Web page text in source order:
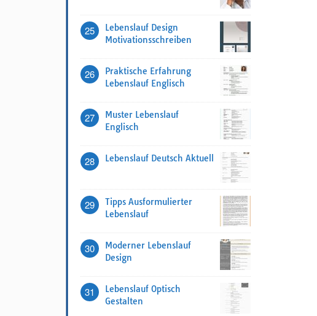
25
Lebenslauf Design
Motivationsschreiben
26
Praktische Erfahrung
Lebenslauf Englisch
27
Muster Lebenslauf
Englisch
28 Lebenslauf Deutsch Aktuell
29
Tipps Ausformulierter
Lebenslauf
30
Moderner Lebenslauf
Design
31
Lebenslauf Optisch
Gestalten